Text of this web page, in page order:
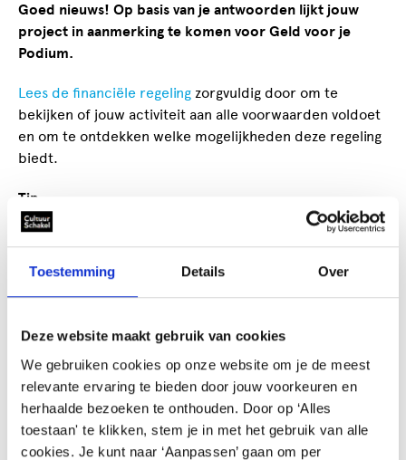
Toestemming Details Over
Deze website maakt gebruik van cookies
We gebruiken cookies op onze website om je de meest
relevante ervaring te bieden door jouw voorkeuren en
herhaalde bezoeken te onthouden. Door op ‘Alles
toestaan' te klikken, stem je in met het gebruik van alle
cookies. Je kunt naar ‘Aanpassen’ gaan om per
Goed nieuws! Op basis van je antwoorden lijkt jouw
project in aanmerking te komen voor Geld voor je
Podium.
Lees de financiële regeling zorgvuldig door om te
bekijken of jouw activiteit aan alle voorwaarden voldoet
en om te ontdekken welke mogelijkheden deze regeling
biedt.
Tip
Neem voordat je een aanvraag indient vrijblijvend
met je mee, helpen je bepalen of je bij de juiste regeling
aanvraagt en geven praktische tips om je aanvraag zo
Houd er rekening mee dat onze adviseurs geen
inhoudelijk advies meer kunnen geven zodra een
aanvraag is ingediend. Daarom raden we aan om vooraf
contact op te nemen als je vragen hebt over jouw
plannen of de regeling.